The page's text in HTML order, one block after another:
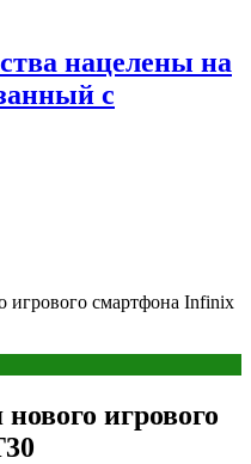
нацелены на
с
игрового смартфона Infinix
игрового